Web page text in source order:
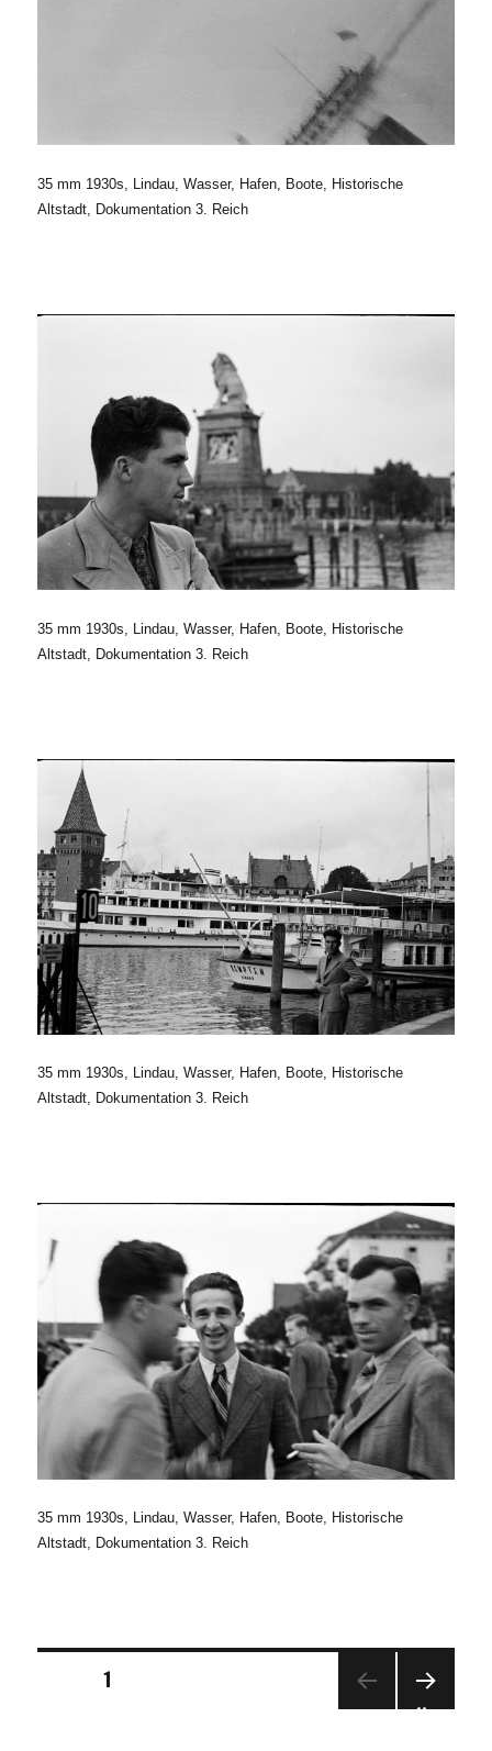
35 mm 1930s, Lindau, Wasser, Hafen, Boote, Historische
Altstadt, Dokumentation 3. Reich
35 mm 1930s, Lindau, Wasser, Hafen, Boote, Historische
Altstadt, Dokumentation 3. Reich
35 mm 1930s, Lindau, Wasser, Hafen, Boote, Historische
Altstadt, Dokumentation 3. Reich
35 mm 1930s, Lindau, Wasser, Hafen, Boote, Historische
Altstadt, Dokumentation 3. Reich
Seitennummerierung
1